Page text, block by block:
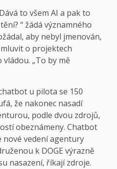
to všem AI a pak to
“ žádá významného
aby nebyl jmenován,
o projektech
„To by mě
u pilota se 150
že nakonec nasadí
podle dvou zdrojů,
obeznámeny. Chatbot
nové vedení agentury
k DOGE výrazně
nasazení, říkají zdroje.